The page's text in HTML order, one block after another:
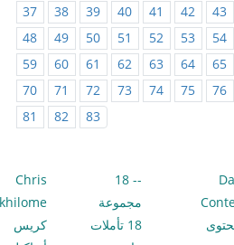
37
38 39 40 41 42 43
48
49 50 51 52 53 54
59
60 61 62 63 64 65
70
71 72 73 74 75 76
81
82 83
-- 18
مجموعة
18 تأملات
Chris
كريس